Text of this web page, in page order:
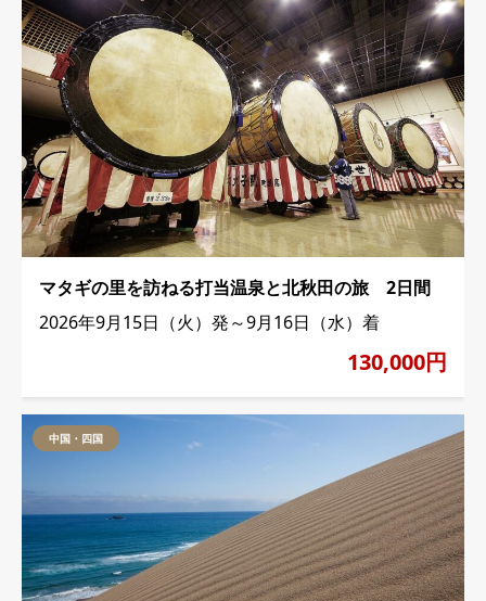
マタギの里を訪ねる打当温泉と北秋田の旅 2日間
2026年9月15日（火）発～9月16日（水）着
130,000円
中国・四国